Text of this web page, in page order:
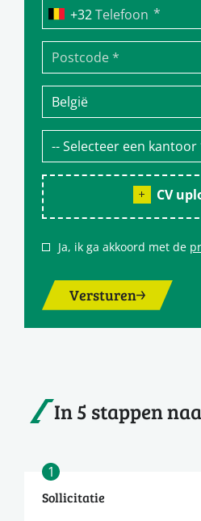
Telefoon *
CV
Ja, ik ga akkoord met de
Versturen
In 5 stappen
1
Sollicitatie